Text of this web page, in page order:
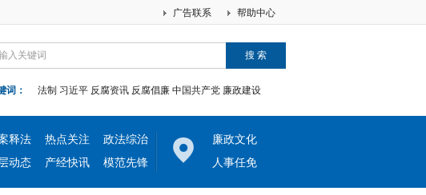
帮助中心
广告联系
词： 法制 习近平 反腐资讯 反腐倡廉 中国共产党 廉政建设
释法 热点关注
政法综治
动态
产经快讯 模范先锋
廉政文化
人事任免